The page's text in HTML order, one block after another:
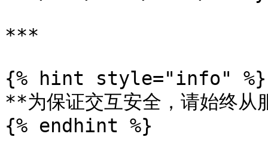
***
{% hint style="info" %}
**为保证交互安全，请始终